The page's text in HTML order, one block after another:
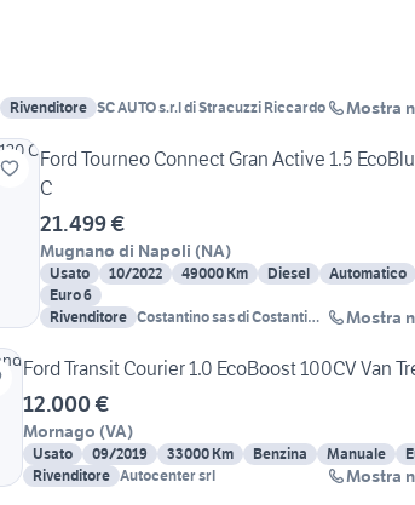
Rivenditore SC AUTO s.r.l di Stracuzzi Riccardo Mostra
Ford Tourneo Connect Gran Active 1.5
C
21.499 €
Mugnano di Napoli (NA)
Usato 10/2022 49000 Km Diesel
Automatico
Euro 6
Rivenditore Costantino sas di Costantino
Mostra
Ford Transit Courier 1.0 EcoBoost 100CV Van
12.000 €
Mornago (VA)
Usato 09/2019 33000 Km Benzina Manuale
Rivenditore Autocenter srl Mostra